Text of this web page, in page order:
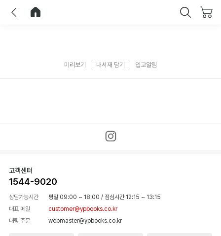
미리보기 내서재 담기 입고알림
고객센터
1544-9020
상담가능시간 평일 09:00 ~ 18:00 / 점심시간 12:15 ~ 13:15
대표 메일
customer@ypbooks.co.kr
대량 주문
webmaster@ypbooks.co.kr